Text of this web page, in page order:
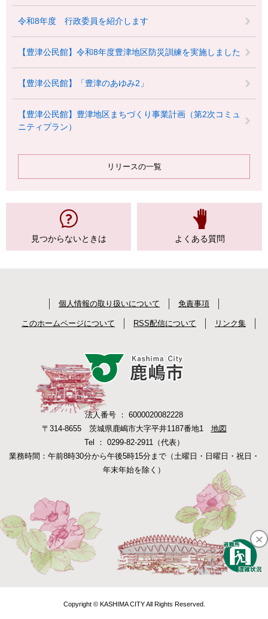
令和8年度 行政委員を紹介します
【豊津公民館】令和8年度豊津地区防災訓練を実施しました
【豊津公民館】「豊津のあゆみ2」
【豊津公民館】豊津地区まちづくり事業計画（第2次コミュ
ニティプラン）
リリースの一覧
見つからないときは よくある質問
個人情報の取り扱いについて 免責事項
このホームページについて RSS配信について リンク集
法人番号 ： 6000020082228
〒314-8655 茨城県鹿嶋市大字平井1187番地1 地図
Tel ： 0299-82-2911（代表）
業務時間：午前8時30分から午後5時15分まで（土曜日・日曜日・祝日・
年末年始を除く）
Copyright © KASHIMA CITY All Rights Reserved.